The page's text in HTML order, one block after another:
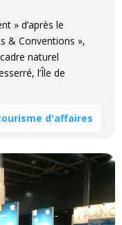
» d’après le
& Conventions »,
naturel
l’Île de
d'affaires